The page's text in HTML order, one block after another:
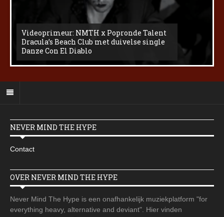
Videoprimeur: NMTH x Popronde Talent
Dracula’s Beach Club met duivelse single
Danze Con El Diablo
NEVER MIND THE HYPE
Contact
OVER NEVER MIND THE HYPE
Never Mind The Hype is een onafhankelijk muziekplatform "for
everything heavy, alternative and deviant". Hier vinden